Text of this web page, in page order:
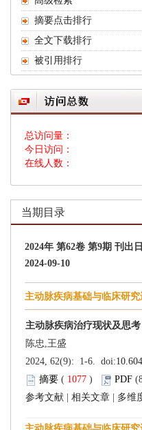
总访问量：
今日访问：
在线人数：
( )